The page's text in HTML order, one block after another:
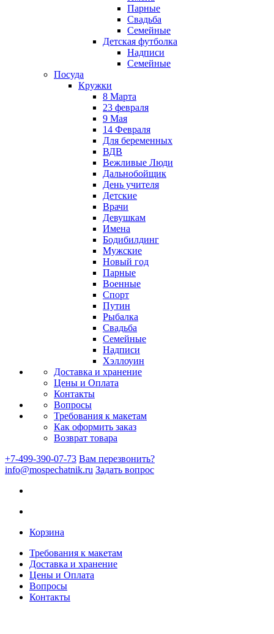
Парные
Свадьба
Семейные
Детская футболка
Надписи
Семейные
Посуда
Кружки
8 Марта
23 февраля
9 Мая
14 Февраля
Для беременных
ВДВ
Вежливые Люди
Дальнобойщик
День учителя
Детские
Врачи
Девушкам
Имена
Бодибилдинг
Мужские
Новый год
Парные
Военные
Спорт
Путин
Рыбалка
Свадьба
Семейные
Надписи
Хэллоуин
Доставка и хранение
Цены и Оплата
Контакты
Вопросы
Требования к макетам
Как оформить заказ
Возврат товара
+7-499-390-07-73 Вам перезвонить?
info@mospechatnik.ru Задать вопрос
Корзина
Требования к макетам
Доставка и хранение
Цены и Оплата
Вопросы
Контакты